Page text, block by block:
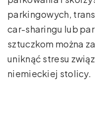
parkingowych,
car-sharingu lub
sztuczkom można
uniknąć stresu
niemieckiej stolicy.